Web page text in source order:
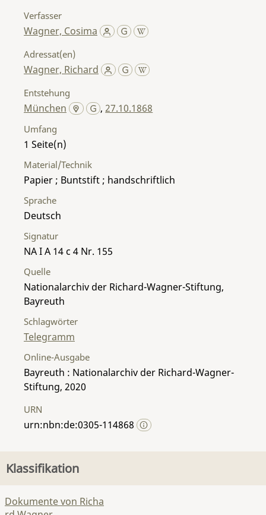
Verfasser
Wagner, Cosima
Adressat(en)
Wagner, Richard
Entstehung
München ,27.10.1868
Umfang
1
Material/Technik
Papier ; Buntstift ; handschriftlich
Sprache
Deutsch
Signatur
NA I A 14 c 4 Nr. 155
Quelle
Nationalarchiv der Richard-Wagner-Stiftung,
Bayreuth
Schlagwörter
Telegramm
Online-Ausgabe
Bayreuth : Nationalarchiv der Richard-Wagner-
Stiftung, 2020
URN
urn:nbn:de:0305-114868
Klassifikation
Dokumente von Richa